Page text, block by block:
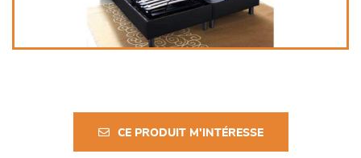
CE PRODUIT M'INTÉRESSE